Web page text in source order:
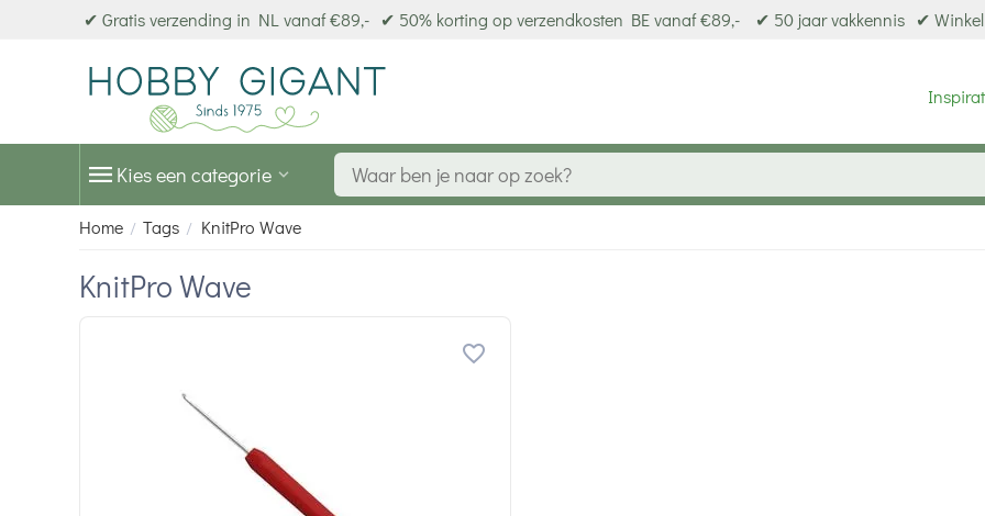
✔ Gratis verzending in NL vanaf €89,- ✔ 50% korting op verzendkosten BE vanaf €89,- ✔ 50 jaar vakkennis ✔
Kies een categorie
Home / Tags / KnitPro Wave
KnitPro Wave